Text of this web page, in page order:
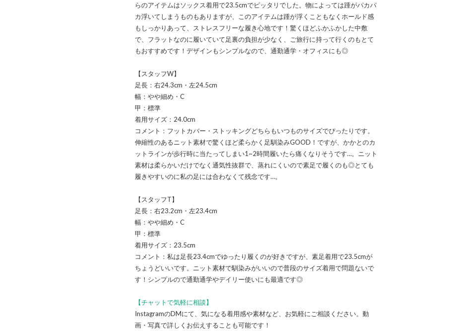
らのアイテムはソックス着用で23.5cmでピッタリでした。物によっては踵がパカパ
カ浮いてしまうものもありますが、このアイテムは踵が浮くこともなくホールド感
もしっかりあって、ストレスフリーな履き心地です！驚くほどふかふかした中敷
で、フラットなのに履いていて足裏の負担が少なく、ご旅行に持って行くのもとて
もおすすめです！デザインもシンプルなので、通勤通学・オフィスにも◎
【スタッフW】
足長：右24.3cm・左24.5cm
幅：やや細め・C
甲：標準
着用サイズ：24.0cm
コメント：フットカバー・ストッキングどちらもいつものサイズでぴったりです。
伸縮性のあるニット素材で驚くほど柔らかく足馴染みGOOD！ですが、かかとのカ
ットラインが歩行時に当たってしまい1~2時間履いたら痛くなりそうです…。ニット
素材は柔らかいだけでなく通気性抜群で、蒸れにくいので素足で履くのも◎とても
履きやすいのに私の足には合わなくて残念です…。
【スタッフT】
足長：右23.2cm・左23.4cm
幅：やや細め・C
甲：標準
着用サイズ：23.5cm
コメント：私は足長23.4cmでゆったり履くのが好きですが、素足着用で23.5cmが
ちょうどいいです。ニット素材で馴染みがいいので普段のサイズ着用で問題ないで
す！シンプルので通勤通学やデイリー使いにも最適です◎
【チャットで気軽に相談】
InstagramのDMにて、気になる着用感や素材など、お気軽にご相談ください。動
画・写真で詳しくお伝えすることも可能です！